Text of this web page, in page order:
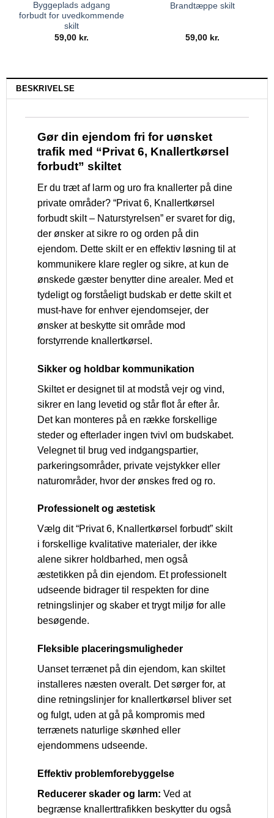
Byggeplads adgang
forbudt for uvedkommende
skilt
59,00 kr.
Brandtæppe skilt
59,00 kr.
BESKRIVELSE
Gør din ejendom fri for uønsket
trafik med “Privat 6, Knallertkørsel
forbudt” skiltet
Er du træt af larm og uro fra knallerter på dine
private områder? “Privat 6, Knallertkørsel
forbudt skilt – Naturstyrelsen” er svaret for dig,
der ønsker at sikre ro og orden på din
ejendom. Dette skilt er en effektiv løsning til at
kommunikere klare regler og sikre, at kun de
ønskede gæster benytter dine arealer. Med et
tydeligt og forståeligt budskab er dette skilt et
must-have for enhver ejendomsejer, der
ønsker at beskytte sit område mod
forstyrrende knallertkørsel.
Sikker og holdbar kommunikation
Skiltet er designet til at modstå vejr og vind,
sikrer en lang levetid og står flot år efter år.
Det kan monteres på en række forskellige
steder og efterlader ingen tvivl om budskabet.
Velegnet til brug ved indgangspartier,
parkeringsområder, private vejstykker eller
naturområder, hvor der ønskes fred og ro.
Professionelt og æstetisk
Vælg dit “Privat 6, Knallertkørsel forbudt” skilt
i forskellige kvalitative materialer, der ikke
alene sikrer holdbarhed, men også
æstetikken på din ejendom. Et professionelt
udseende bidrager til respekten for dine
retningslinjer og skaber et trygt miljø for alle
besøgende.
Fleksible placeringsmuligheder
Uanset terrænet på din ejendom, kan skiltet
installeres næsten overalt. Det sørger for, at
dine retningslinjer for knallertkørsel bliver set
og fulgt, uden at gå på kompromis med
terrænets naturlige skønhed eller
ejendommens udseende.
Effektiv problemforebyggelse
Reducerer skader og larm: Ved at
begrænse knallerttrafikken beskytter du også